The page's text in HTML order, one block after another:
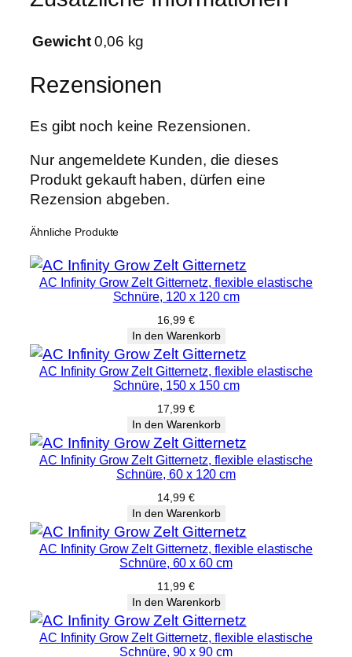
e
g
Gewicht 0,06 kg
Rezensionen
Es gibt noch keine Rezensionen.
Nur angemeldete Kunden, die dieses
Produkt gekauft haben, dürfen eine
Rezension abgeben.
Ähnliche Produkte
AC Infinity Grow Zelt Gitternetz, flexible elastische
Schnüre, 120 x 120 cm
16,99 €
In den Warenkorb
AC Infinity Grow Zelt Gitternetz, flexible elastische
Schnüre, 150 x 150 cm
17,99 €
In den Warenkorb
AC Infinity Grow Zelt Gitternetz, flexible elastische
Schnüre, 60 x 120 cm
14,99 €
In den Warenkorb
AC Infinity Grow Zelt Gitternetz, flexible elastische
Schnüre, 60 x 60 cm
11,99 €
In den Warenkorb
AC Infinity Grow Zelt Gitternetz, flexible elastische
Schnüre, 90 x 90 cm